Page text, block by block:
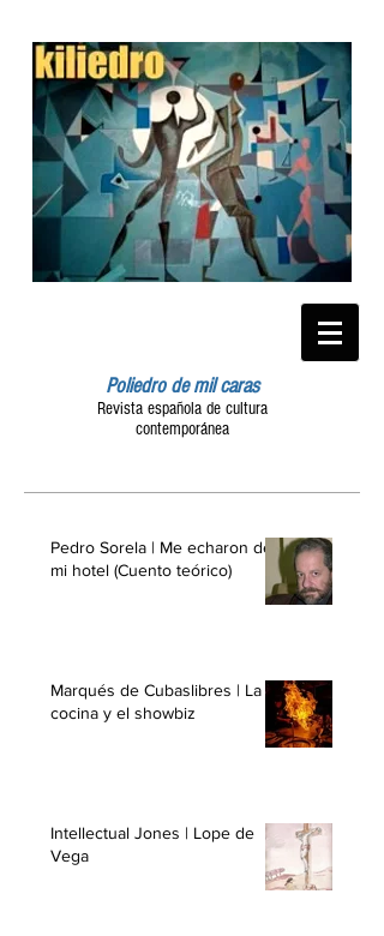
Poliedro de mil caras
Revista española de cultura
contemporánea
Pedro Sorela | Me echaron de
mi hotel (Cuento teórico)
Marqués de Cubaslibres | La
cocina y el showbiz
Intellectual Jones | Lope de
Vega